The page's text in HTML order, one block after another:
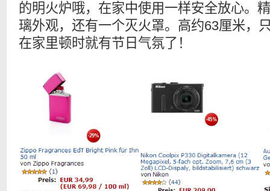
的明火炉哦，在家中使用一样安全放心。
璃外观，还有一个灭火罩。高约63厘米，
在家里顿时就有节日气氛了！